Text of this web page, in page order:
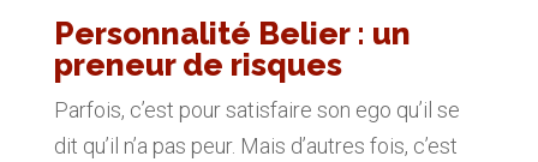
Personnalité Belier : un
preneur de risques
Parfois, c’est pour satisfaire son ego qu’il se
dit qu’il n’a pas peur. Mais d’autres fois, c’est